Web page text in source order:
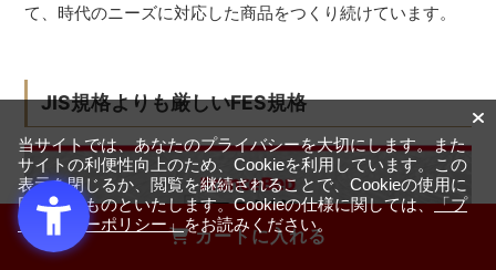
カートに入れる
て、時代のニーズに対応した商品をつくり続けています。
JIS規格よりも厳しいFES規格
当サイトでは、あなたのプライバシーを大切にします。また
サイトの利便性向上のため、Cookieを利用しています。この
表示を閉じるか、閲覧を継続されることで、Cookieの使用に
同意するものといたします。Cookieの仕様に関しては、「プ
ライバシーポリシー」をお読みください。